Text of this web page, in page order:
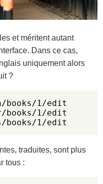
et méritent autant
Dans ce cas,
uniquement alors
?
books/1/edit
books/1/edit
traduites, sont plus
tous :